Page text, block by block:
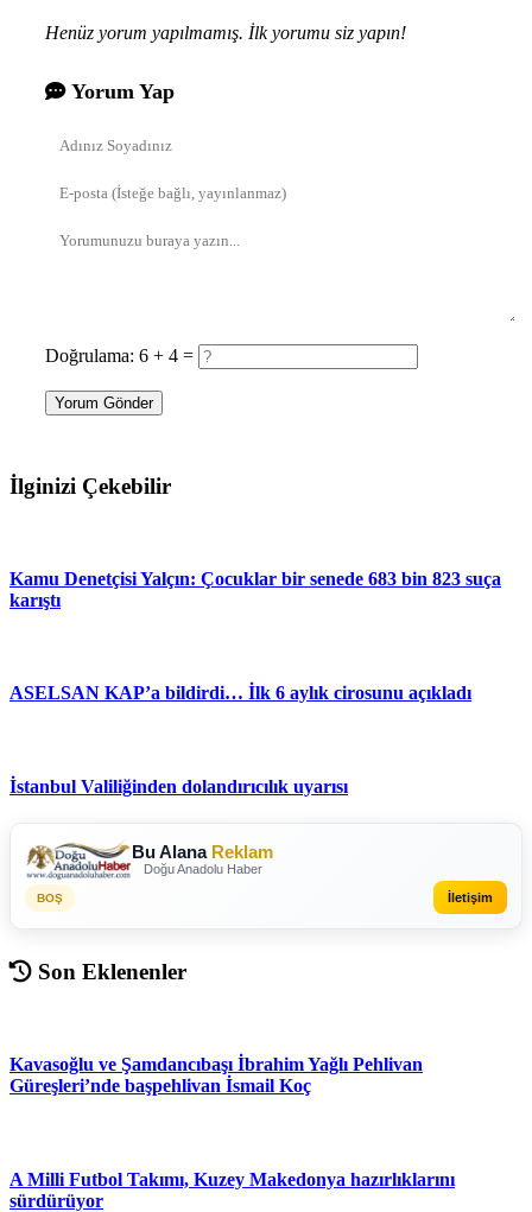
Henüz yorum yapılmamış. İlk yorumu siz yapın!
Yorum Yap
Doğrulama: 6 + 4 =
Yorum Gönder
İlginizi Çekebilir
Kamu Denetçisi Yalçın: Çocuklar bir senede 683 bin 823 suça
karıştı
ASELSAN KAP’a bildirdi… İlk 6 aylık cirosunu açıkladı
İstanbul Valiliğinden dolandırıcılık uyarısı
Bu Alana Reklam
Doğu Anadolu Haber
BOŞ İletişim
Son Eklenenler
Kavasoğlu ve Şamdancıbaşı İbrahim Yağlı Pehlivan
Güreşleri’nde başpehlivan İsmail Koç
A Milli Futbol Takımı, Kuzey Makedonya hazırlıklarını
sürdürüyor